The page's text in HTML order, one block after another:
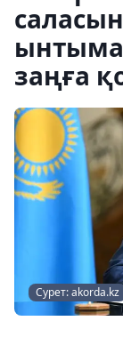
заңға
Сурет: akorda.kz